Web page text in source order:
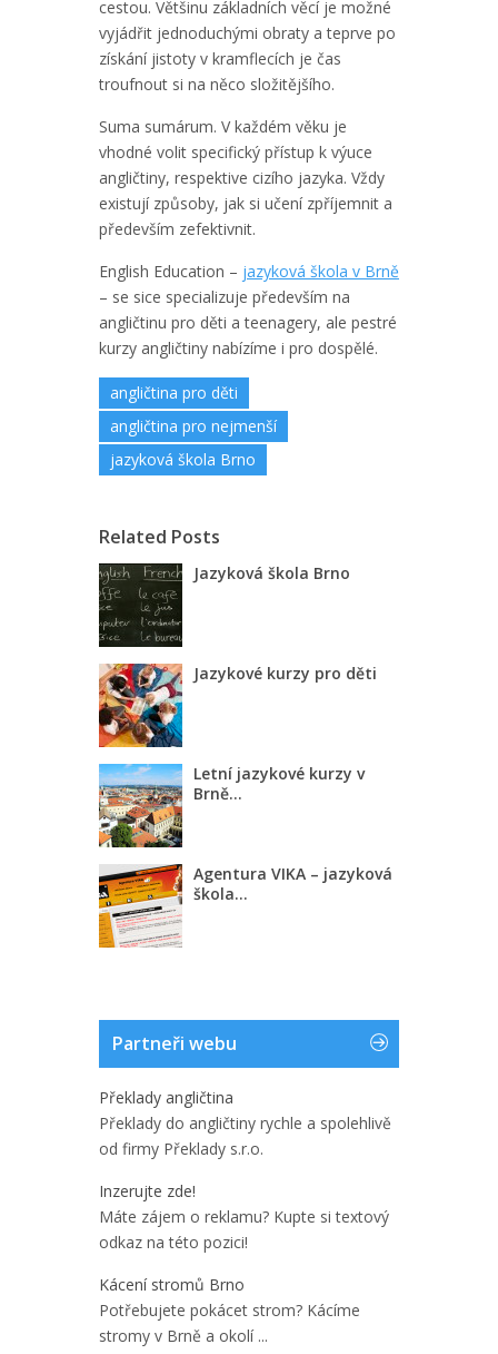
cestou. Většinu základních věcí je možné
vyjádřit jednoduchými obraty a teprve po
získání jistoty v kramflecích je čas
troufnout si na něco složitějšího.
Suma sumárum. V každém věku je
vhodné volit specifický přístup k výuce
angličtiny, respektive cizího jazyka. Vždy
existují způsoby, jak si učení zpříjemnit a
především zefektivnit.
English Education – jazyková škola v Brně
– se sice specializuje především na
angličtinu pro děti a teenagery, ale pestré
kurzy angličtiny nabízíme i pro dospělé.
angličtina pro děti
angličtina pro nejmenší
jazyková škola Brno
Related Posts
Jazyková škola Brno
Jazykové kurzy pro děti
Letní jazykové kurzy v
Brně...
Agentura VIKA – jazyková
škola...
Partneři webu
Překlady angličtina
Překlady do angličtiny rychle a spolehlivě
od firmy Překlady s.r.o.
Inzerujte zde!
Máte zájem o reklamu? Kupte si textový
odkaz na této pozici!
Kácení stromů Brno
Potřebujete pokácet strom? Kácíme
stromy v Brně a okolí ...